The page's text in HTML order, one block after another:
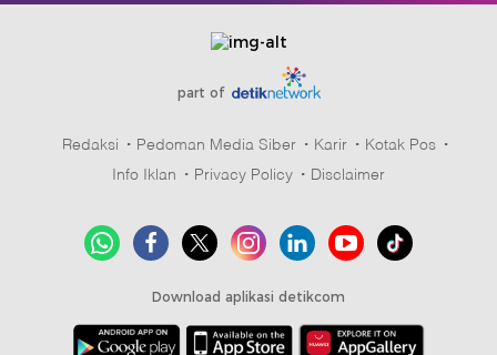
part of
Redaksi Pedoman Media Siber Karir
Kotak Pos
Info Iklan
Privacy Policy Disclaimer
Download aplikasi detikcom